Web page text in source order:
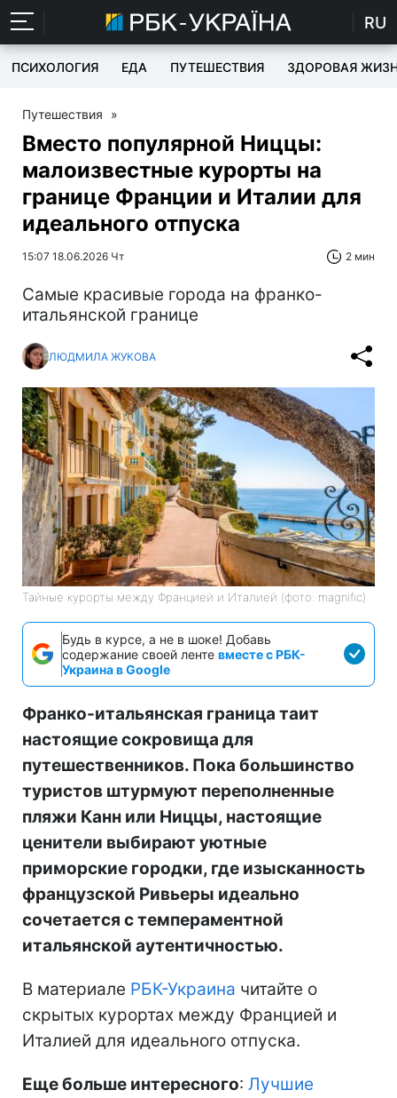
RU
ПСИХОЛОГИЯ ЕДА ПУТЕШЕСТВИЯ ЗДОРОВАЯ
Путешествия »
Вместо популярной Ниццы:
малоизвестные курорты на
границе Франции и Италии для
идеального отпуска
15:07 18.06.2026 Чт 2 мин
Самые красивые города на франко-
итальянской границе
ЛЮДМИЛА ЖУКОВА
Тайные курорты между Францией и Италией (фото: magnific)
Будь в курсе, а не в шоке! Добавь
содержание своей ленте вместе с РБК-
Украина в Google
Франко-итальянская граница таит
настоящие сокровища для
путешественников. Пока большинство
туристов штурмуют переполненные
пляжи Канн или Ниццы, настоящие
ценители выбирают уютные
приморские городки, где изысканность
французской Ривьеры идеально
сочетается с темпераментной
итальянской аутентичностью.
В материале РБК-Украина читайте о
скрытых курортах между Францией и
Италией для идеального отпуска.
Еще больше интересного: Лучшие